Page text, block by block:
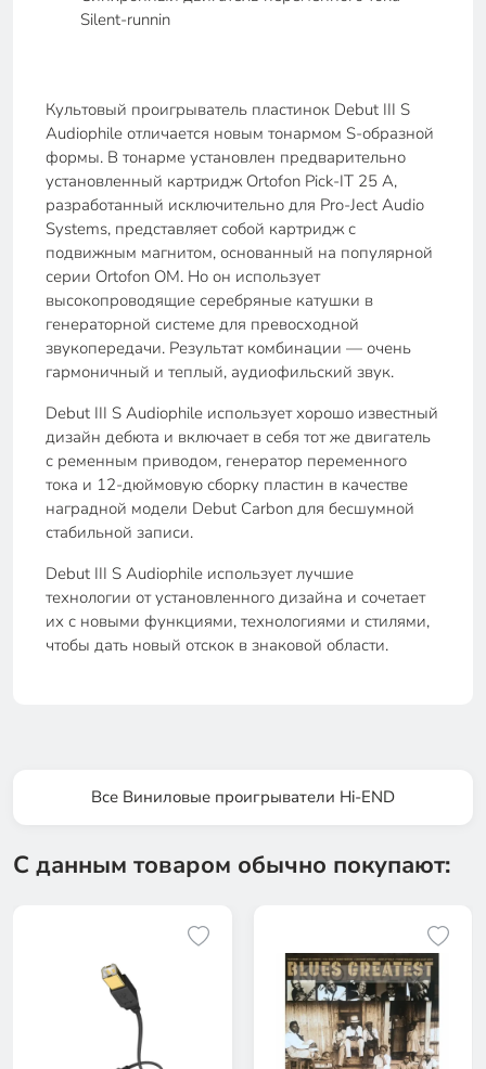
Silent-runnin
Культовый проигрыватель пластинок Debut III S
Audiophile отличается новым тонармом S-образной
формы. В тонарме установлен предварительно
установленный картридж Ortofon Pick-IT 25 A,
разработанный исключительно для Pro-Ject Audio
Systems, представляет собой картридж с
подвижным магнитом, основанный на популярной
серии Ortofon OM. Но он использует
высокопроводящие серебряные катушки в
генераторной системе для превосходной
звукопередачи. Результат комбинации — очень
гармоничный и теплый, аудиофильский звук.
Debut III S Audiophile использует хорошо известный
дизайн дебюта и включает в себя тот же двигатель
с ременным приводом, генератор переменного
тока и 12-дюймовую сборку пластин в качестве
наградной модели Debut Carbon для бесшумной
стабильной записи.
Debut III S Audiophile использует лучшие
технологии от установленного дизайна и сочетает
их с новыми функциями, технологиями и стилями,
чтобы дать новый отскок в знаковой области.
Все Виниловые проигрыватели Hi-END
С данным товаром обычно покупают: